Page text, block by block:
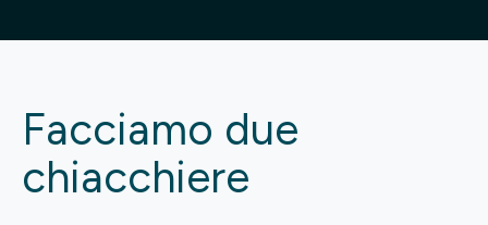
Facciamo due
chiacchiere